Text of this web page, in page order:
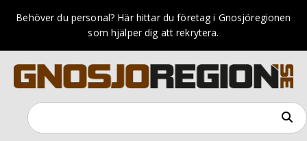
Behöver du personal? Här hittar du företag i Gnosjöregionen
som hjälper dig att rekrytera.